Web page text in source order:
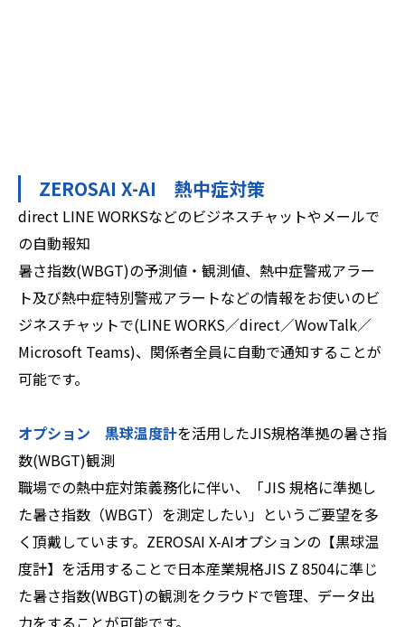
ZEROSAI X-AI 熱中症対策
direct LINE WORKSなどのビジネスチャットやメールで
の自動報知
暑さ指数(WBGT)の予測値・観測値、熱中症警戒アラー
ト及び熱中症特別警戒アラートなどの情報をお使いのビ
ジネスチャットで(LINE WORKS／direct／WowTalk／
Microsoft Teams)、関係者全員に自動で通知することが
可能です。
オプション 黒球温度計を活用したJIS規格準拠の暑さ指
数(WBGT)観測
職場での熱中症対策義務化に伴い、「JIS 規格に準拠し
た暑さ指数（WBGT）を測定したい」というご要望を多
く頂戴しています。ZEROSAI X-AIオプションの【黒球温
度計】を活用することで日本産業規格JIS Z 8504に準じ
た暑さ指数(WBGT)の観測をクラウドで管理、データ出
力をすることが可能です。